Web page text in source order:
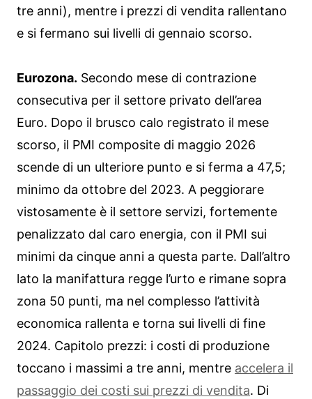
tre anni), mentre i prezzi di vendita rallentano
e si fermano sui livelli di gennaio scorso.
Eurozona. Secondo mese di contrazione
consecutiva per il settore privato dell’area
Euro. Dopo il brusco calo registrato il mese
scorso, il PMI composite di maggio 2026
scende di un ulteriore punto e si ferma a 47,5;
minimo da ottobre del 2023. A peggiorare
vistosamente è il settore servizi, fortemente
penalizzato dal caro energia, con il PMI sui
minimi da cinque anni a questa parte. Dall’altro
lato la manifattura regge l’urto e rimane sopra
zona 50 punti, ma nel complesso l’attività
economica rallenta e torna sui livelli di fine
2024. Capitolo prezzi: i costi di produzione
toccano i massimi a tre anni, mentre accelera il
passaggio dei costi sui prezzi di vendita. Di